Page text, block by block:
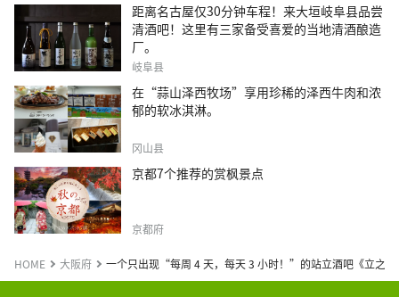
距离名古屋仅30分钟车程！来大垣岐阜县品尝
清酒吧！这里有三家备受喜爱的当地清酒酿造
厂。
岐阜县
在“蒜山泽西牧场”享用珍稀的泽西牛肉和浓
郁的软冰淇淋。
冈山县
京都7个推荐的赏枫景点
京都府
HOME 大阪府 一个只出现“每周 4 天，每天 3 小时！”的站立酒吧《立之大